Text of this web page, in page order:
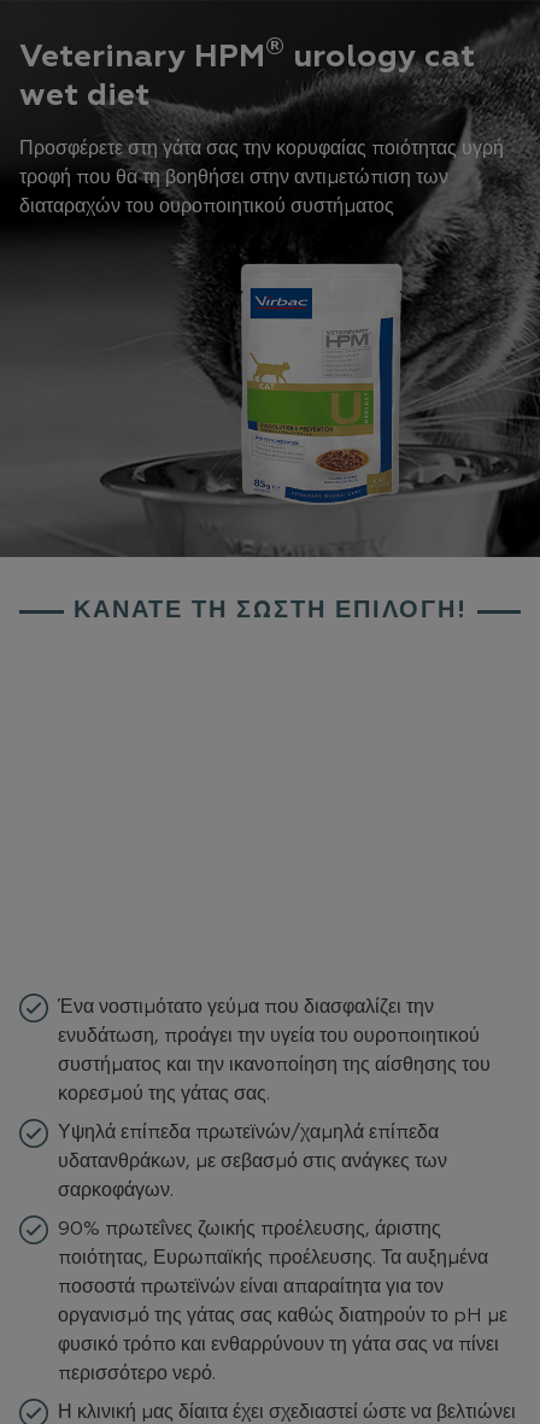
Veterinary HPM ® urology cat
wet diet
Προσφέρετε στη γάτα σας την κορυφαίας ποιότητας υγρή
τροφή που θα τη βοηθήσει στην αντιμετώπιση των
διαταραχών του ουροποιητικού συστήματος
ΚΆΝΑΤΕ ΤΗ ΣΩΣΤΉ ΕΠΙΛΟΓΉ!
Ένα νοστιμότατο γεύμα που διασφαλίζει την
ενυδάτωση, προάγει την υγεία του ουροποιητικού
συστήματος και την ικανοποίηση της αίσθησης του
κορεσμού της γάτας σας.
Υψηλά επίπεδα πρωτεϊνών/χαμηλά επίπεδα
υδατανθράκων, με σεβασμό στις ανάγκες των
σαρκοφάγων.
90% πρωτεΐνες ζωικής προέλευσης, άριστης
ποιότητας, Ευρωπαϊκής προέλευσης. Τα αυξημένα
ποσοστά πρωτεϊνών είναι απαραίτητα για τον
οργανισμό της γάτας σας καθώς διατηρούν το pH με
φυσικό τρόπο και ενθαρρύνουν τη γάτα σας να πίνει
περισσότερο νερό.
Η κλινική μας δίαιτα έχει σχεδιαστεί ώστε να βελτιώνει